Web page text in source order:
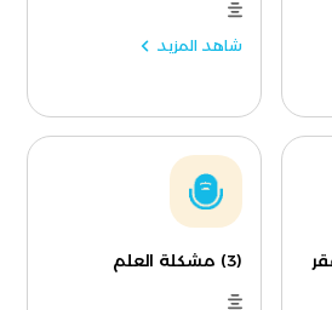
شاهد المزيد
(3) مشكلة العلم